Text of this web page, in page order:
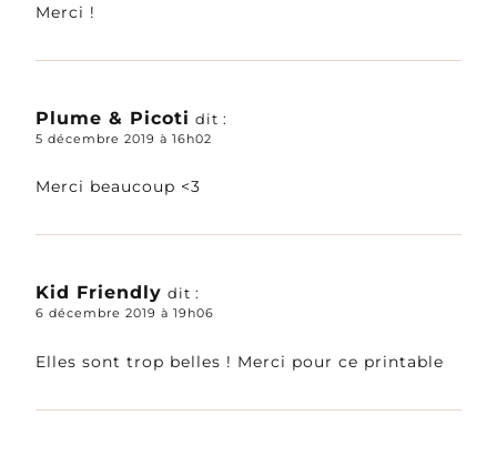
Merci !
Plume & Picoti dit :
5 décembre 2019 à 16h02
Merci beaucoup <3
Kid Friendly dit :
6 décembre 2019 à 19h06
Elles sont trop belles ! Merci pour ce printable